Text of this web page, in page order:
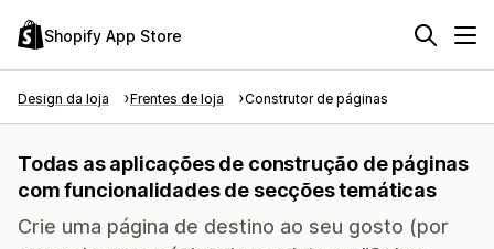
Shopify App Store
Design da loja Frentes de loja Construtor de páginas
Todas as aplicações de construção de páginas
com funcionalidades de secções temáticas
Crie uma página de destino ao seu gosto (por